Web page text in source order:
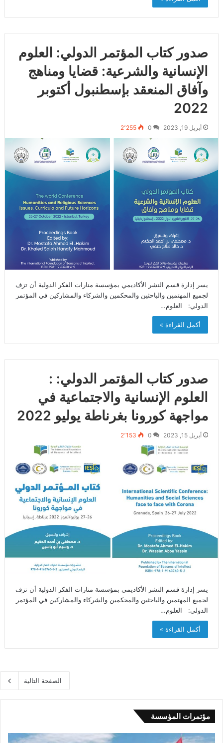
صدور كتاب المؤتمر الدولي: العلوم
الإنسانية والشرعية: قضايا ومناهج
وآفاق المنعقد بإسطنبول أكتوبر
2022‎‎‎‎
أبريل 19, 2023 0 2٬255
يسر إدارة قسم النشر الأكاديمي بمؤسسة منارات الفكر الدولية أن تزف
لجميع المهتمين والباحثين والمحكمين والشركاء والمشاركين في المؤتمر
الدولي: العلوم…
أكمل القراءة »
صدور كتاب المؤتمر الدولي: :
العلوم الإنسانية والاجتماعية في
مواجهة كورونا بغرناطة يوليو 2022‎‎
أبريل 15, 2023 0 2٬153
يسر إدارة قسم النشر الأكاديمي بمؤسسة منارات الفكر الدولية أن تزف
لجميع المهتمين والباحثين والمحكمين والشركاء والمشاركين في المؤتمر
الدولي: العلوم…
أكمل القراءة »
الصفحة التالية
مؤتمرات المؤسسة